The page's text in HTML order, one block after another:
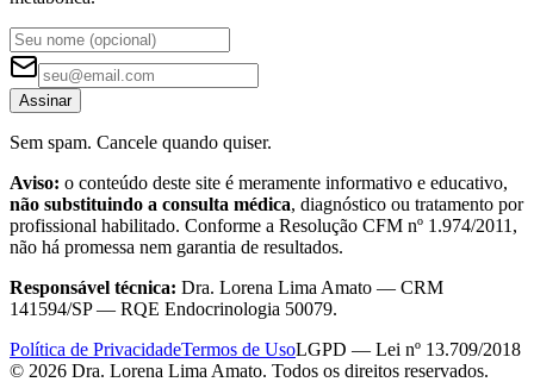
Assinar
Sem spam. Cancele quando quiser.
Aviso: o conteúdo deste site é meramente informativo e educativo,
não substituindo a consulta médica, diagnóstico ou tratamento por
profissional habilitado. Conforme a Resolução CFM nº 1.974/2011,
não há promessa nem garantia de resultados.
Responsável técnica: Dra. Lorena Lima Amato — CRM
141594/SP — RQE Endocrinologia 50079.
Política de PrivacidadeTermos de UsoLGPD — Lei nº 13.709/2018
© 2026 Dra. Lorena Lima Amato. Todos os direitos reservados.